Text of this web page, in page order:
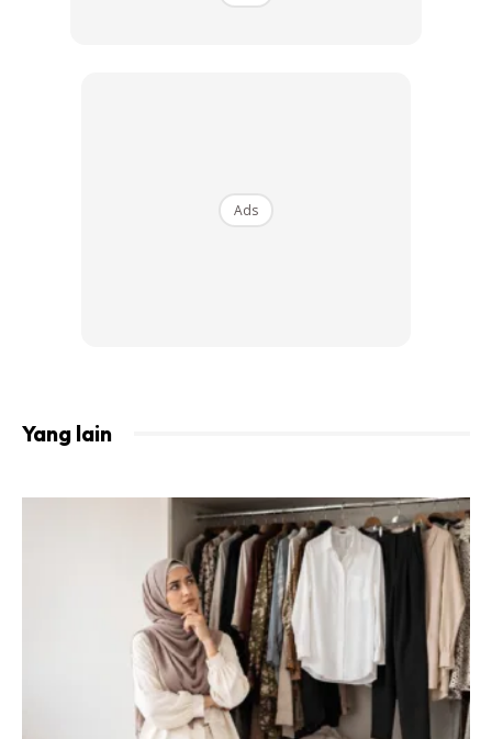
Ini caranya yang perlu dilakukan kalau nak
kumpul banyak duit dalam masa setengah
tahun sahaja!
Ads
Yang lain